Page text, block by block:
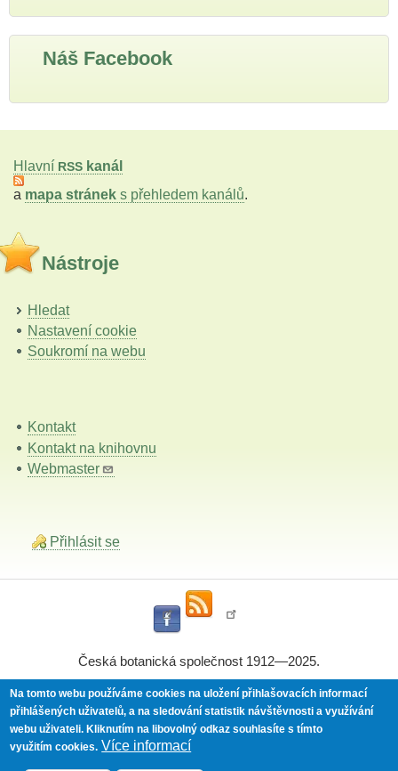
Náš Facebook
Hlavní RSS kanál
a mapa stránek s přehledem kanálů.
Nástroje
Hledat
Nastavení cookie
Soukromí na webu
Kontakt
Kontakt na knihovnu
Webmaster
Přihlásit se
Česká botanická společnost 1912—2025.
Powered byDrupal
Na tomto webu používáme cookies na uložení přihlašovacích informací
přihlášených uživatelů, a na sledování statistik návštěvnosti a využívání
webu uživateli. Kliknutím na libovolný odkaz souhlasíte s tímto
využitím cookies. Více informací